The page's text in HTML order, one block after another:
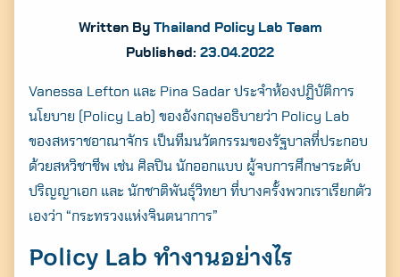
Written By Thailand Policy Lab Team
Published: 23.04.2022
Vanessa Lefton และ Pina Sadar ประจำห้องปฏิบัติการ
นโยบาย (Policy Lab) ของอังกฤษอธิบายว่า Policy Lab
ของสหราชอาณาจักร เป็นทีมนวัตกรรมของรัฐบาลที่ประกอบ
ด้วยสหวิชาชีพ เช่น ศิลปิน นักออกแบบ ผู้จบการศึกษาระดับ
ปริญญาเอก และ นักชาติพันธุ์วิทยา ที่บางครั้งพวกเราเรียกตัว
เองว่า “กระทรวงแห่งจินตนาการ”
Policy Lab ทำงานอย่างไร